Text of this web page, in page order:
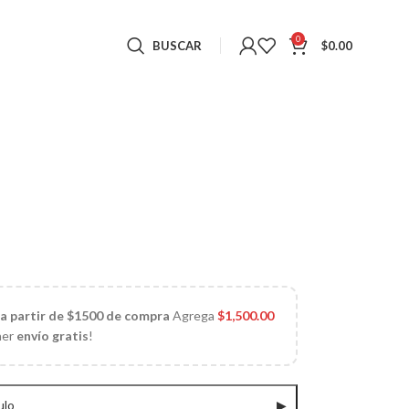
BUSCAR 0 $0.00
partir de $1500 de compra Agrega$1,500.00
envío gratis!
▶